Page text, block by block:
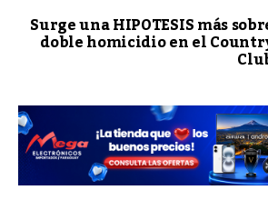
Surge una HIPOTESIS más
doble homicidio en el